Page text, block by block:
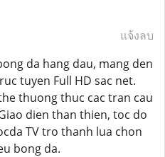
แจ้งลบ
da hang dau, mang den
tuyen Full HD sac net.
thuong thuc cac tran cau
dien than thien, toc do
TV tro thanh lua chon
bong da.